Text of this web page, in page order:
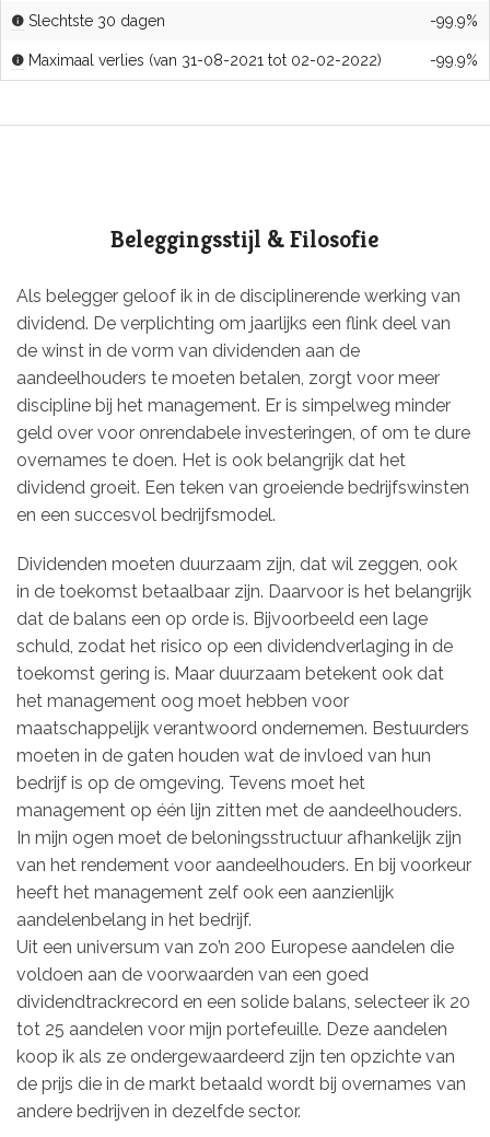
Slechtste 30 dagen -99.9%
Maximaal verlies (van 31-08-2021 tot 02-02-2022) -99.9%
Beleggingsstijl & Filosofie
Als belegger geloof ik in de disciplinerende werking van
dividend. De verplichting om jaarlijks een flink deel van
de winst in de vorm van dividenden aan de
aandeelhouders te moeten betalen, zorgt voor meer
discipline bij het management. Er is simpelweg minder
geld over voor onrendabele investeringen, of om te dure
overnames te doen. Het is ook belangrijk dat het
dividend groeit. Een teken van groeiende bedrijfswinsten
en een succesvol bedrijfsmodel.
Dividenden moeten duurzaam zijn, dat wil zeggen, ook
in de toekomst betaalbaar zijn. Daarvoor is het belangrijk
dat de balans een op orde is. Bijvoorbeeld een lage
schuld, zodat het risico op een dividendverlaging in de
toekomst gering is. Maar duurzaam betekent ook dat
het management oog moet hebben voor
maatschappelijk verantwoord ondernemen. Bestuurders
moeten in de gaten houden wat de invloed van hun
bedrijf is op de omgeving. Tevens moet het
management op één lijn zitten met de aandeelhouders.
In mijn ogen moet de beloningsstructuur afhankelijk zijn
van het rendement voor aandeelhouders. En bij voorkeur
heeft het management zelf ook een aanzienlijk
aandelenbelang in het bedrijf.
Uit een universum van zo’n 200 Europese aandelen die
voldoen aan de voorwaarden van een goed
dividendtrackrecord en een solide balans, selecteer ik 20
tot 25 aandelen voor mijn portefeuille. Deze aandelen
koop ik als ze ondergewaardeerd zijn ten opzichte van
de prijs die in de markt betaald wordt bij overnames van
andere bedrijven in dezelfde sector.